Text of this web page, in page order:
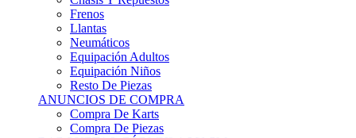
Llantas
Neumáticos
Equipación Adultos
Equipación Niños
Resto De Piezas
ANUNCIOS DE COMPRA
Compra De Karts
Compra De Piezas
BARQUETAS, FÓRMULAS Y CM